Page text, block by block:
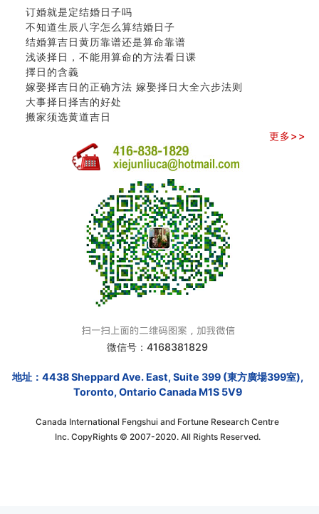
订婚就是定结婚日子吗
不知道生辰八字怎么算结婚日子
结婚算吉日黄历靠谱还是算命靠谱
浅谈择日，不能用算命的方法看日课
擇日的含義
嫁娶择吉日的正确方法 嫁娶择日大全六步法则
大事择日择吉的好处
搬家须选黄道吉日
更多>>
微信号：4168381829
地址：4438 Sheppard Ave. East, Suite 399 (東方廣場399室),
Toronto, Ontario Canada M1S 5V9
Canada International Fengshui and Fortune Research Centre
Inc. CopyRights © 2007-2020. All Rights Reserved.